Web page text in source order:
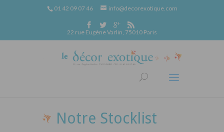
01 42 09 07 46 info@decorexotique.com
22 rue Eugène Varlin, 75010 Paris
Notre Stocklist